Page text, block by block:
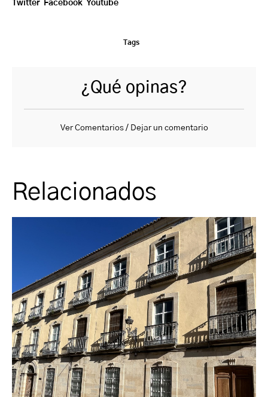
Twitter
Facebook Youtube
Tags
¿Qué opinas?
Ver Comentarios / Dejar un comentario
Relacionados